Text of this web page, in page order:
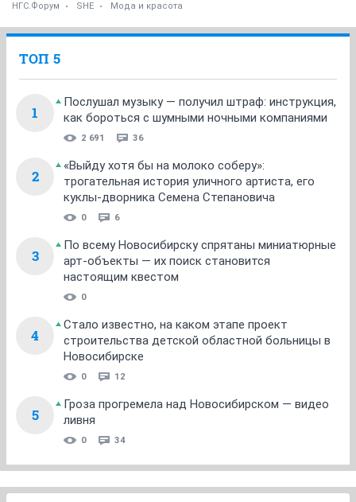
НГС.Форум SHE Мода и красота
ТОП 5
1
Послушал музыку — получил штраф: инструкция,
как бороться с шумными ночными компаниями
2 691 36
2
«Выйду хотя бы на молоко соберу»:
трогательная история уличного артиста, его
куклы-дворника Семена Степановича
0 6
3
По всему Новосибирску спрятаны миниатюрные
арт-объекты — их поиск становится
настоящим квестом
0
4
Стало известно, на каком этапе проект
строительства детской областной больницы в
Новосибирске
0 12
5
Гроза прогремела над Новосибирском — видео
ливня
0 34